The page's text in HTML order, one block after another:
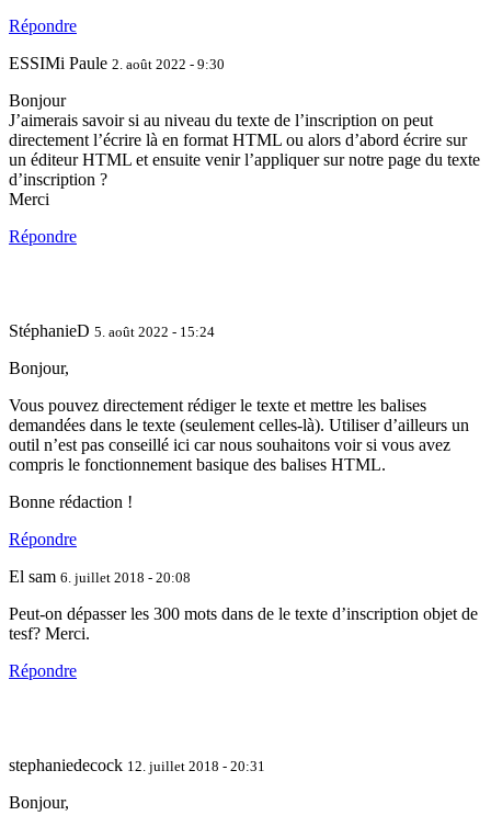
Répondre
ESSIMi Paule 2. août 2022 - 9:30
Bonjour
J’aimerais savoir si au niveau du texte de l’inscription on peut
directement l’écrire là en format HTML ou alors d’abord écrire sur
un éditeur HTML et ensuite venir l’appliquer sur notre page du texte
d’inscription ?
Merci
Répondre
StéphanieD 5. août 2022 - 15:24
Bonjour,
Vous pouvez directement rédiger le texte et mettre les balises
demandées dans le texte (seulement celles-là). Utiliser d’ailleurs un
outil n’est pas conseillé ici car nous souhaitons voir si vous avez
compris le fonctionnement basique des balises HTML.
Bonne rédaction !
Répondre
El sam 6. juillet 2018 - 20:08
Peut-on dépasser les 300 mots dans de le texte d’inscription objet de
tesf? Merci.
Répondre
stephaniedecock 12. juillet 2018 - 20:31
Bonjour,